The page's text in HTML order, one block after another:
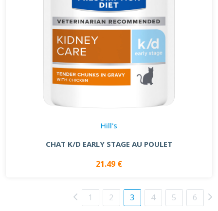
Hill's
CHAT K/D EARLY STAGE AU POULET
21.49 €
1 2 3 4 5 6